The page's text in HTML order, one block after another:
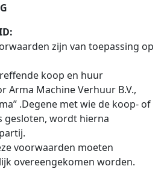
zijn van toepassing op
koop en huur
Arma Machine Verhuur B.V.,
.Degene met wie de koop- of
gesloten, wordt hierna
voorwaarden moeten
overeengekomen worden.